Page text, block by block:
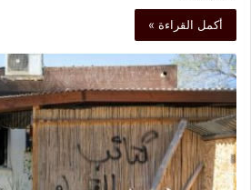
أكمل القراءة »